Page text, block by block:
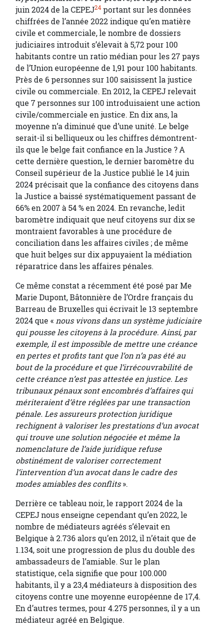
juin 2024 de la CEPEJ24 portant sur les données
chiffrées de l’année 2022 indique qu’en matière
civile et commerciale, le nombre de dossiers
judiciaires introduit s’élevait à 5,72 pour 100
habitants contre un ratio médian pour les 27 pays
de l’Union européenne de 1,91 pour 100 habitants.
Près de 6 personnes sur 100 saisissent la justice
civile ou commerciale. En 2012, la CEPEJ relevait
que 7 personnes sur 100 introduisaient une action
civile/commerciale en justice. En dix ans, la
moyenne n’a diminué que d’une unité. Le belge
serait-il si belliqueux ou les chiffres démontrent-
ils que le belge fait confiance en la Justice ? A
cette dernière question, le dernier baromètre du
Conseil supérieur de la Justice publié le 14 juin
2024 précisait que la confiance des citoyens dans
la Justice a baissé systématiquement passant de
66% en 2007 à 54 % en 2024. En revanche, ledit
baromètre indiquait que neuf citoyens sur dix se
montraient favorables à une procédure de
conciliation dans les affaires civiles ; de même
que huit belges sur dix appuyaient la médiation
réparatrice dans les affaires pénales.
Ce même constat a récemment été posé par Me
Marie Dupont, Bâtonnière de l’Ordre français du
Barreau de Bruxelles qui écrivait le 13 septembre
2024 que «nous vivons dans un système judiciaire
qui pousse les citoyens à la procédure. Ainsi, par
exemple, il est impossible de mettre une créance
en pertes et profits tant que l’on n’a pas été au
bout de la procédure et que l’irrécouvrabilité de
cette créance n’est pas attestée en justice. Les
tribunaux pénaux sont encombrés d’affaires qui
mériteraient d’être réglées par une transaction
pénale. Les assureurs protection juridique
rechignent à valoriser les prestations d’un avocat
qui trouve une solution négociée et même la
nomenclature de l’aide juridique refuse
obstinément de valoriser correctement
l’intervention d’un avocat dans le cadre des
modes amiables des conflits».
Derrière ce tableau noir, le rapport 2024 de la
CEPEJ nous enseigne cependant qu’en 2022, le
nombre de médiateurs agréés s’élevait en
Belgique à 2.736 alors qu’en 2012, il n’était que de
1.134, soit une progression de plus du double des
ambassadeurs de l’amiable. Sur le plan
statistique, cela signifie que pour 100.000
habitants, il y a 23,4 médiateurs à disposition des
citoyens contre une moyenne européenne de 17,4.
En d’autres termes, pour 4.275 personnes, il y a un
médiateur agréé en Belgique.